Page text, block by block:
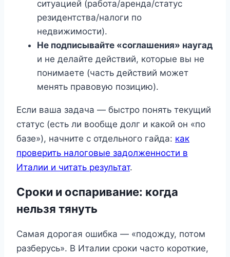
ситуацией (работа/аренда/статус
резидентства/налоги по
недвижимости).
Не подписывайте «соглашения» наугад
и не делайте действий, которые вы не
понимаете (часть действий может
менять правовую позицию).
Если ваша задача — быстро понять текущий
статус (есть ли вообще долг и какой он «по
базе»), начните с отдельного гайда: как
проверить налоговые задолженности в
Италии и читать результат.
Сроки и оспаривание: когда
нельзя тянуть
Самая дорогая ошибка — «подожду, потом
разберусь». В Италии сроки часто короткие,